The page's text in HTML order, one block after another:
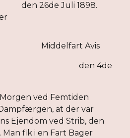
Juli 1898.
Avis
4de
ved Femtiden
at der var
Ejendom ved Strib, den
fik i en Fart Bager